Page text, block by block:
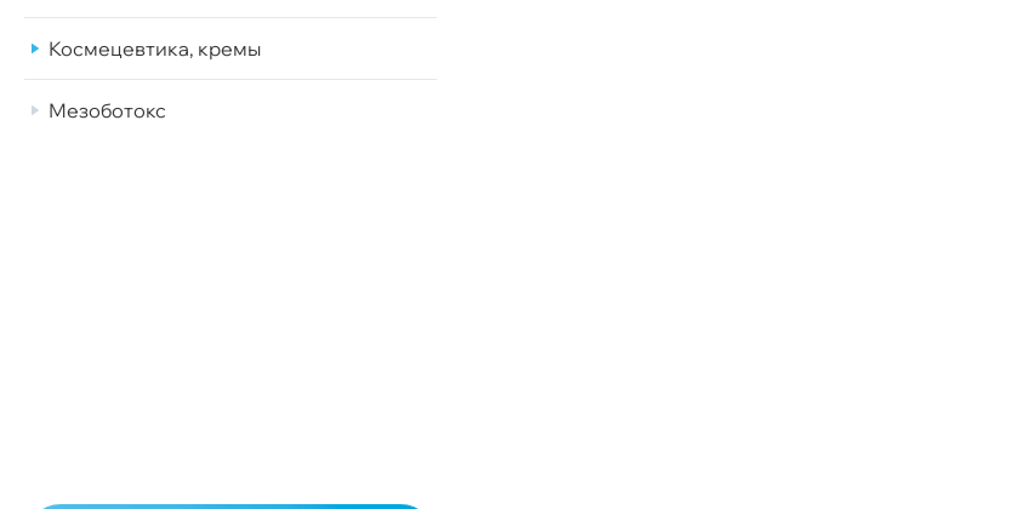
Космецевтика, кремы
Мезоботокс